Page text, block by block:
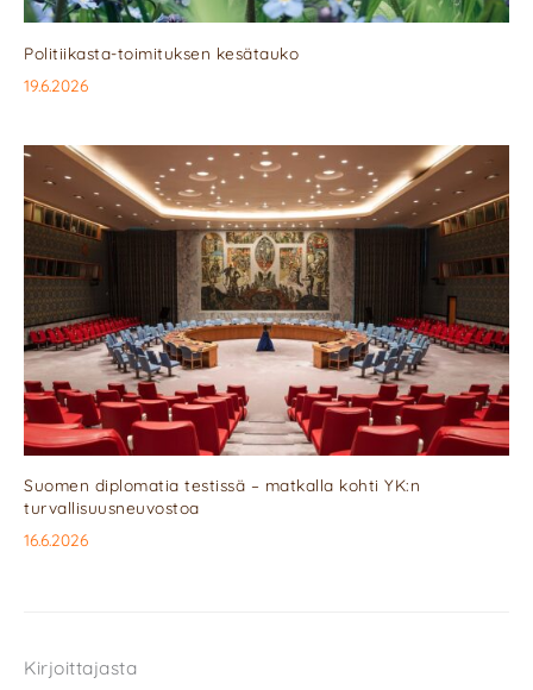
Politiikasta-toimituksen kesätauko
19.6.2026
Suomen diplomatia testissä – matkalla kohti YK:n
turvallisuusneuvostoa
16.6.2026
Kirjoittajasta